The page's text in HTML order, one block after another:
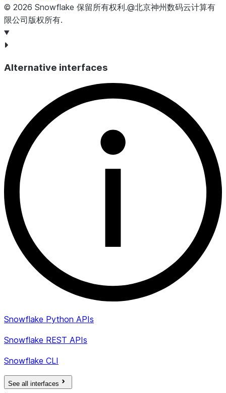
© 2026 Snowflake 保留所有权利.@北京神州数码云计算有
限公司版权所有.
Alternative interfaces
Snowflake Python APIs
Snowflake REST APIs
Snowflake CLI
See all interfaces